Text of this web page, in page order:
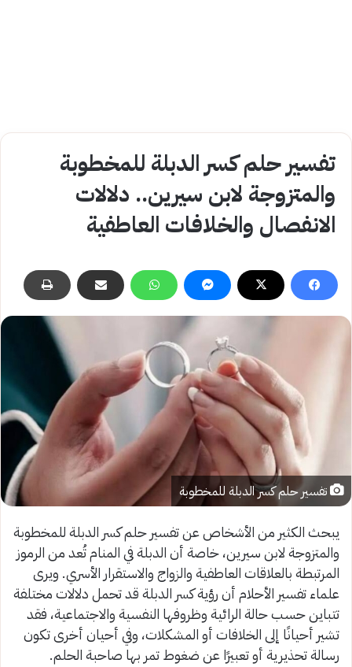
تفسير حلم كسر الدبلة للمخطوبة
والمتزوجة لابن سيرين.. دلالات
الانفصال والخلافات العاطفية
تفسير حلم كسر الدبلة للمخطوبة
يبحث الكثير من الأشخاص عن تفسير حلم كسر الدبلة للمخطوبة
والمتزوجة لابن سيرين، خاصة أن الدبلة في المنام تُعد من الرموز
المرتبطة بالعلاقات العاطفية والزواج والاستقرار الأسري. ويرى
علماء تفسير الأحلام أن رؤية كسر الدبلة قد تحمل دلالات مختلفة
تتباين حسب حالة الرائية وظروفها النفسية والاجتماعية، فقد
تشير أحيانًا إلى الخلافات أو المشكلات، وفي أحيان أخرى تكون
رسالة تحذيرية أو تعبيرًا عن ضغوط تمر بها صاحبة الحلم.